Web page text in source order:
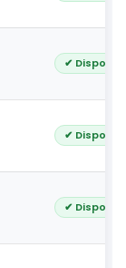
✔
✔
✔